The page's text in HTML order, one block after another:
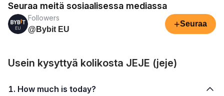
Seuraa meitä sosiaalisessa mediassa
Followers
@Bybit EU
+Seuraa
Usein kysyttyä kolikosta JEJE (jeje)
1. How much is today?